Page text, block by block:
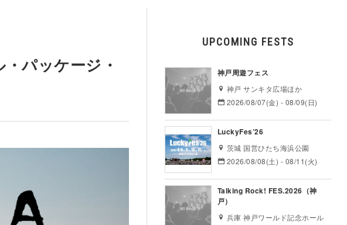
パッケージ・
UPCOMING FESTS
神戸周遊フェス
神戸 サンキタ広場ほか
2026/08/07(金) - 08/09(日)
LuckyFes’26
茨城 国営ひたち海浜公園
2026/08/08(土) - 08/11(火)
Talking Rock! FES.2026（神
戸）
兵庫 神戸ワールド記念ホール